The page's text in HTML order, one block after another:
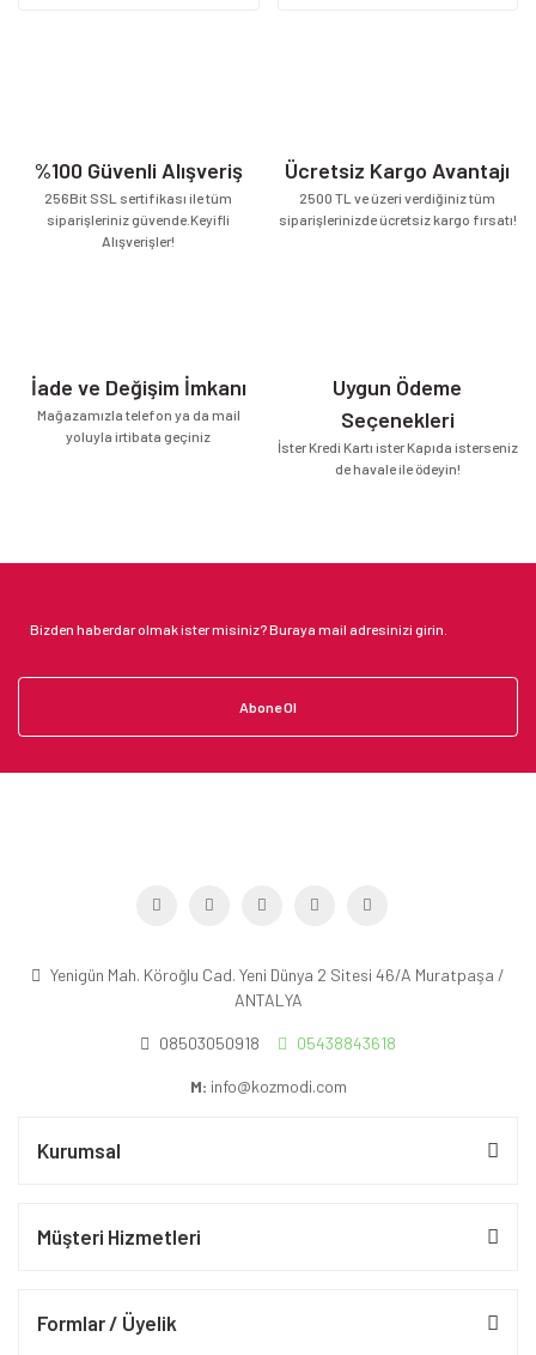
%100 Güvenli Alışveriş
256Bit SSL sertifikası ile tüm
siparişleriniz güvende.Keyifli
Alışverişler!
Ücretsiz Kargo Avantajı
2500 TL ve üzeri verdiğiniz tüm
siparişlerinizde ücretsiz kargo fırsatı!
İade ve Değişim İmkanı
Mağazamızla telefon ya da mail
yoluyla irtibata geçiniz
Uygun Ödeme
Seçenekleri
İster Kredi Kartı ister Kapıda isterseniz
de havale ile ödeyin!
Abone Ol
Yenigün Mah. Köroğlu Cad. Yeni Dünya 2 Sitesi 46/A Muratpaşa /
ANTALYA
08503050918 05438843618
M: info@kozmodi.com
Kurumsal
Müşteri Hizmetleri
Formlar / Üyelik